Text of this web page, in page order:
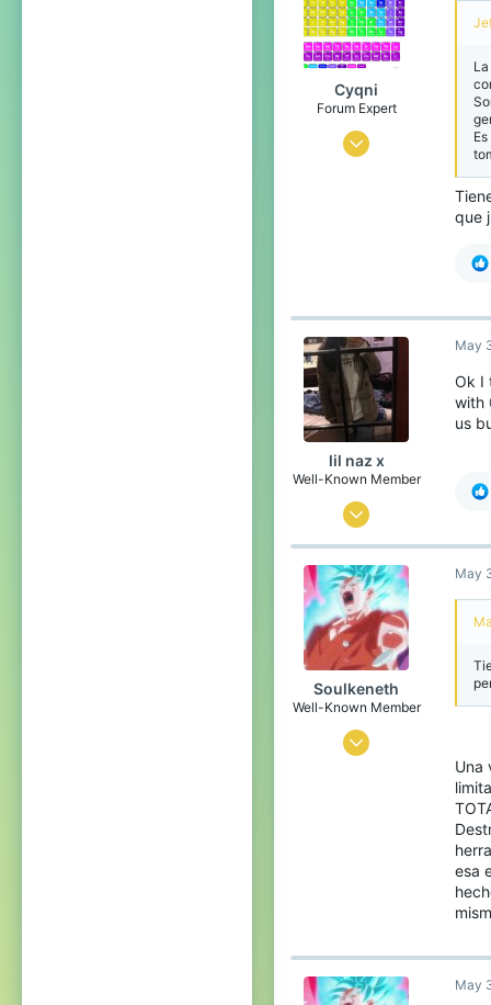
Cyqni
Forum Expert
Jul 24, 2015
que
lil naz x
Well-Known Member
Nov 12, 2016
528
394
93
england
May
Ok I
with
us
Soulkeneth
Well-Known Member
Mar 6, 2016
May
Una
esa
May